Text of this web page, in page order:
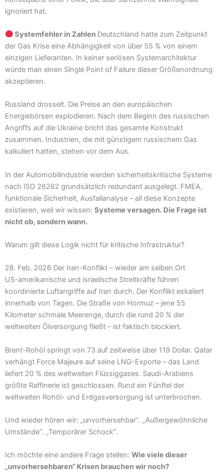
ignoriert hat.
Systemfehler in Zahlen Deutschland hatte zum Zeitpunkt
der Gas Krise eine Abhängigkeit von über 55 % von einem
einzigen Lieferanten. In keiner seriösen Systemarchitektur
würde man einen Single Point of Failure dieser Größenordnung
akzeptieren.
Russland drosselt. Die Preise an den europäischen
Energiebörsen explodieren. Nach dem Beginn des russischen
Angriffs auf die Ukraine bricht das gesamte Konstrukt
zusammen. Industrien, die mit günstigem russischem Gas
kalkuliert hatten, stehen vor dem Aus.
In der Automobilindustrie werden sicherheitskritische Systeme
nach ISO 26262 grundsätzlich redundant ausgelegt. FMEA,
funktionale Sicherheit, Ausfallanalyse – all diese Konzepte
existieren, weil wir wissen: Systeme versagen. Die Frage ist
nicht ob, sondern wann.
Warum gilt diese Logik nicht für kritische Infrastruktur?
28. Feb. 2026 Der Iran-Konflikt – wieder am selben Ort
US-amerikanische und israelische Streitkräfte führen
koordinierte Luftangriffe auf Iran durch. Der Konflikt eskaliert
innerhalb von Tagen. Die Straße von Hormuz – jene 55
Kilometer schmale Meerenge, durch die rund 20 % der
weltweiten Ölversorgung fließt – ist faktisch blockiert.
Brent-Rohöl springt von 73 auf zeitweise über 119 Dollar. Qatar
verhängt Force Majeure auf seine LNG-Exporte – das Land
liefert 20 % des weltweiten Flüssiggases. Saudi-Arabiens
größte Raffinerie ist geschlossen. Rund ein Fünftel der
weltweiten Rohöl- und Erdgasversorgung ist unterbrochen.
Und wieder hören wir: „unvorhersehbar“. „Außergewöhnliche
Umstände“. „Temporärer Schock“.
Ich möchte eine andere Frage stellen: Wie viele dieser
„unvorhersehbaren“ Krisen brauchen wir noch?